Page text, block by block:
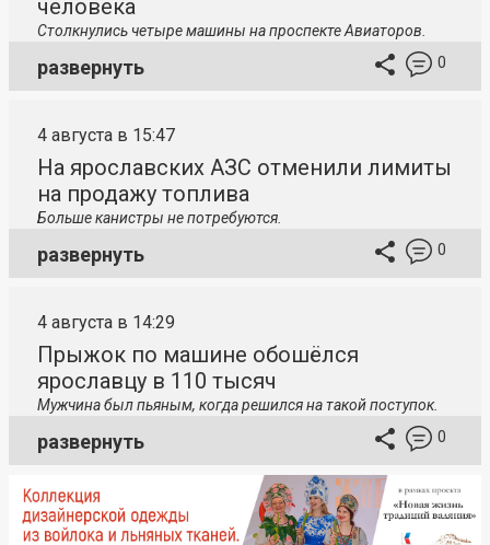
человека
Столкнулись четыре машины на проспекте Авиаторов.
развернуть 0
4 августа в 15:47
На ярославских АЗС отменили лимиты
на продажу топлива
Больше канистры не потребуются.
развернуть 0
4 августа в 14:29
Прыжок по машине обошёлся
ярославцу в 110 тысяч
Мужчина был пьяным, когда решился на такой поступок.
развернуть 0